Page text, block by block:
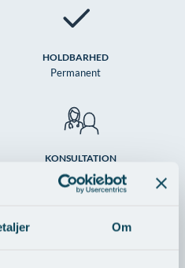
Om
HOLDBARHED
Permanent
KONSULTATION
hos hudlæge